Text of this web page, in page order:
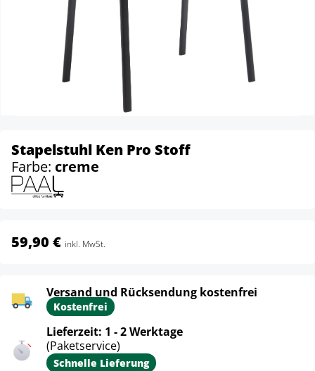
Stapelstuhl Ken Pro Stoff
Farbe: creme
59,90 € inkl. MwSt.
Versand und Rücksendung kostenfrei
Kostenfrei
Lieferzeit: 1 - 2 Werktage
(Paketservice)
Schnelle Lieferung